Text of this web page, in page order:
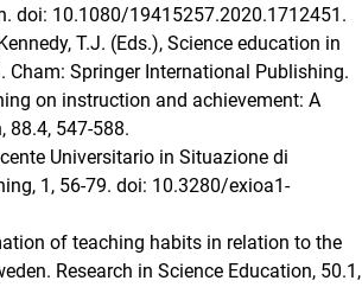
doi: 10.1080/19415257.2020.1712451.
T.J. (Eds.), Science education in
Springer International Publishing.
on instruction and achievement: A
88.4, 547-588.
Universitario in Situazione di
1, 56-79. doi: 10.3280/exioa1-
of teaching habits in relation to the
Research in Science Education, 50.1,